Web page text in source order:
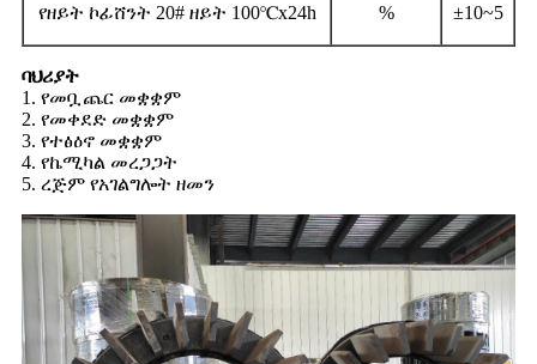
የዘይት ኮፊሸንት 20# ዘይት 100℃x24h % ±10~5
ባህሪያት
1. የመቧጨር መቋቋም
2. የመቀደድ መቋቋም
3. የተፅዕኖ መቋቋም
4. የኬሚካል መረጋጋት
5. ረጅም የአገልግሎት ዘመን